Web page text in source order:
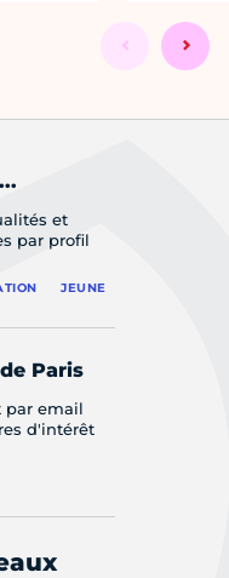
et
par profil
JEUNE
Paris
par email
d'intérêt